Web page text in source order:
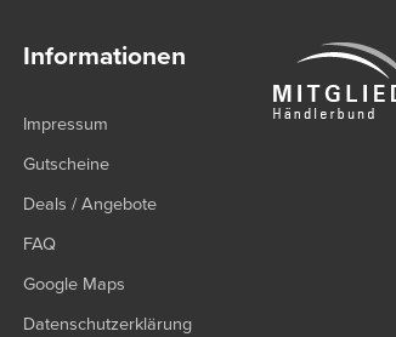
Informationen
Impressum
Gutscheine
Deals / Angebote
FAQ
Google Maps
Datenschutzerklärung